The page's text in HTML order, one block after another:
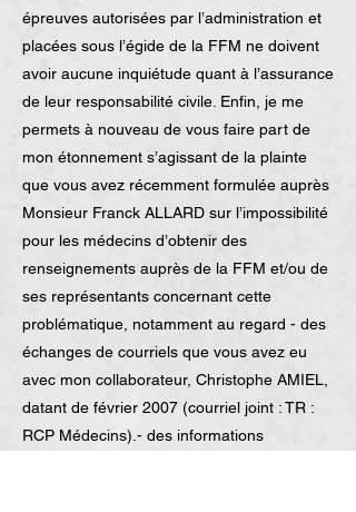
épreuves autorisées par l’administration et
placées sous l’égide de la FFM ne doivent
avoir aucune inquiétude quant à l’assurance
de leur responsabilité civile. Enfin, je me
permets à nouveau de vous faire part de
mon étonnement s’agissant de la plainte
que vous avez récemment formulée auprès
Monsieur Franck ALLARD sur l’impossibilité
pour les médecins d’obtenir des
renseignements auprès de la FFM et/ou de
ses représentants concernant cette
problématique, notamment au regard - des
échanges de courriels que vous avez eu
avec mon collaborateur, Christophe AMIEL,
datant de février 2007 (courriel joint : TR :
RCP Médecins).- des informations